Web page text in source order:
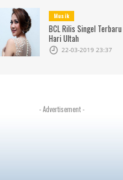
Musik
BCL Rilis Singel
Hari Ultah
22-03-2019 23:37
- Advertisement -